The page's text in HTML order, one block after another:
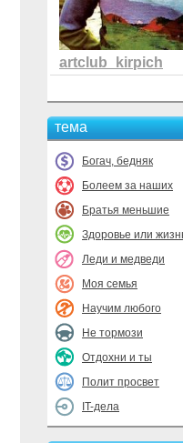
artclub_kirpich
тема
Богач, бедняк
Болеем за наших
Братья меньшие
Здоровье или
Леди и медведи
Моя семья
Научим любого
Не тормози
Отдохни и ты
Полит просвет
IT-дела